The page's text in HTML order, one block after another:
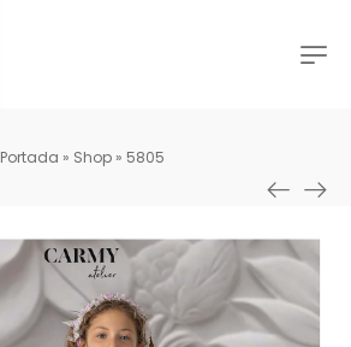
Portada » Shop» 5805